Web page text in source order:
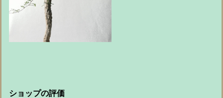
ショップの評価